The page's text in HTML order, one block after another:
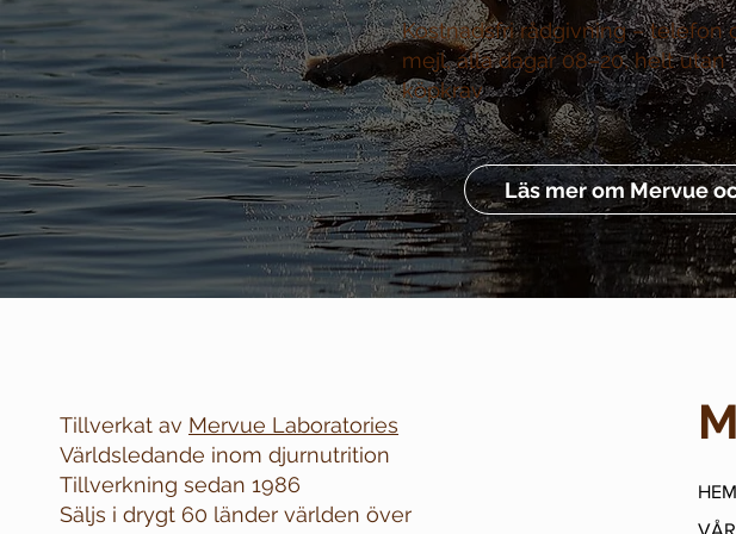
Kostnadsfri rådgivning –telefon
mejl, alla dagar 08–20, helt utan
köpkrav
Läs mer om Mervue
Tillverkat av Mervue Laboratories
Världsledande inom djurnutrition
Tillverkning sedan 1986
Säljs i drygt 60 länder världen över
HEM